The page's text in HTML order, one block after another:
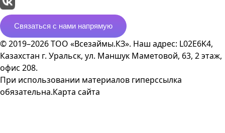
Связаться с нами напрямую
© 2019–2026 ТОО «Всезаймы.КЗ». Наш адрес: L02E6K4,
Казахстан г. Уральск, ул. Маншук Маметовой, 63, 2 этаж,
офис 208.
При использовании материалов гиперссылка
обязательна.Карта сайта